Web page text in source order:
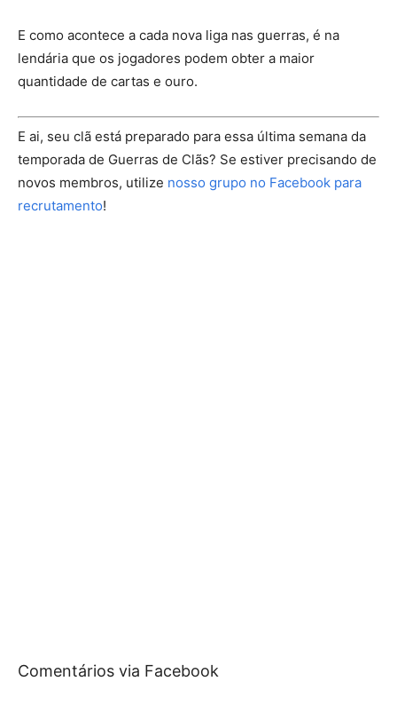
E como acontece a cada nova liga nas guerras, é na
lendária que os jogadores podem obter a maior
quantidade de cartas e ouro.
E ai, seu clã está preparado para essa última semana da
temporada de Guerras de Clãs? Se estiver precisando de
novos membros, utilize nosso grupo no Facebook para
recrutamento!
Comentários via Facebook